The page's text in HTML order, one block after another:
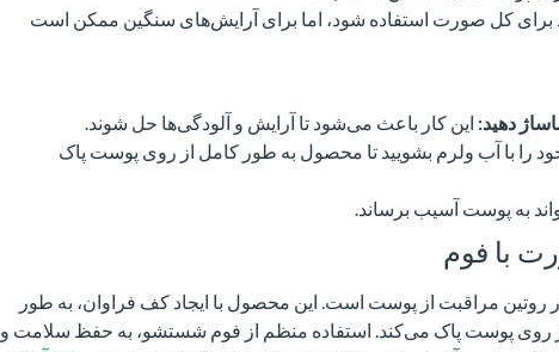
برای کل صورت استفاده شود، اما برای آرایش‌های سنگین ممکن است
دهید: این کار باعث می‌شود تا آرایش و آلودگی‌ها حل شوند.
را با آب ولرم بشویید تا محصول به طور کامل از روی پوست پاک
به پوست آسیب برساند.
با فوم
مراقبت از پوست است. این محصول با ایجاد کف فراوان، به طور
روی پوست پاک می‌کند. استفاده منظم از فوم شستشو، به حفظ سلامت و